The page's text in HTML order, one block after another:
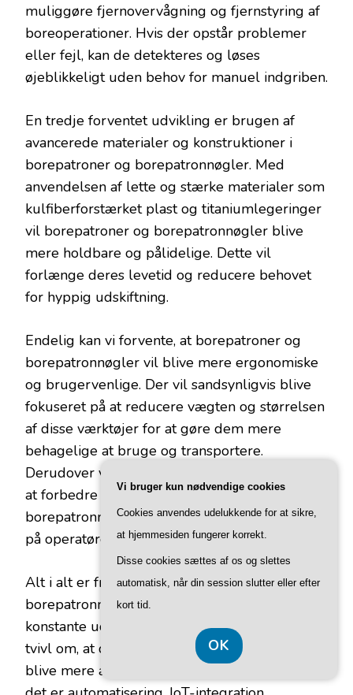
muliggøre fjernovervågning og fjernstyring af
boreoperationer. Hvis der opstår problemer
eller fejl, kan de detekteres og løses
øjeblikkeligt uden behov for manuel indgriben.
En tredje forventet udvikling er brugen af
avancerede materialer og konstruktioner i
borepatroner og borepatronnøgler. Med
anvendelsen af lette og stærke materialer som
kulfiberforstærket plast og titaniumlegeringer
vil borepatroner og borepatronnøgler blive
mere holdbare og pålidelige. Dette vil
forlænge deres levetid og reducere behovet
for hyppig udskiftning.
Endelig kan vi forvente, at borepatroner og
borepatronnøgler vil blive mere ergonomiske
og brugervenlige. Der vil sandsynligvis blive
fokuseret på at reducere vægten og størrelsen
af ​​disse værktøjer for at gøre dem mere
behagelige at bruge og transportere.
Derudover vil der blive gjort bestræbelser på
at forbedre det ergonomiske design af
borepatronnøgler for at reducere belastningen
på operatørens hånd og arm under brugen.
Alt i alt er fremtiden for borepatroner og
borepatronnøgler meget lovende. Med den
konstante udvikling af teknologi er der ingen
tvivl om, at disse værktøjer vil fortsætte med at
blive mere avancerede og effektive. Uanset om
Vi bruger kun nødvendige cookies
Cookies anvendes udelukkende for at sikre,
at hjemmesiden fungerer korrekt.
Disse cookies sættes af os og slettes
automatisk, når din session slutter eller efter
kort tid.
OK